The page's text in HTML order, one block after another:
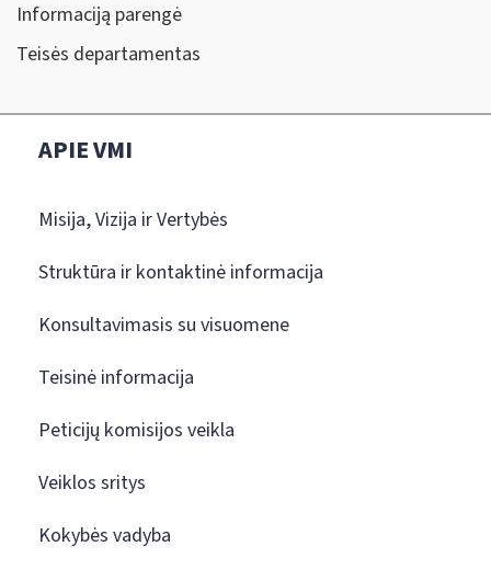
Informaciją parengė
Teisės departamentas
APIE VMI
Misija, Vizija ir Vertybės
Struktūra ir kontaktinė informacija
Konsultavimasis su visuomene
Teisinė informacija
Peticijų komisijos veikla
Veiklos sritys
Kokybės vadyba